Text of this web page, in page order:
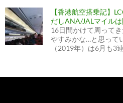
【香港航空搭乗記】
だしANA/JALマイル
16日間かけて周って
やすみかな…と思って
（2019年）は6月も3